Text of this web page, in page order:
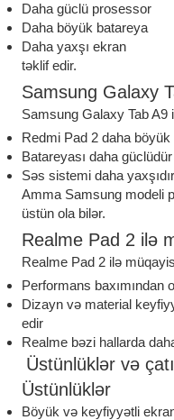
Daha güclü prosessor
Daha böyük batareya
Daha yaxşı ekran
təklif edir.
Samsung Galaxy
Samsung Galaxy Tab A9
Redmi Pad 2 daha
Batareyası daha güclüdür
Səs sistemi daha yaxşıdır
Amma Samsung modeli
üstün ola bilər.
Realme Pad 2 ilə
Realme Pad 2 ilə
Performans baxımından
Dizayn və material
edir
Realme bəzi hallarda
Üstünlüklər və
Üstünlüklər
Böyük və keyfiyyətli